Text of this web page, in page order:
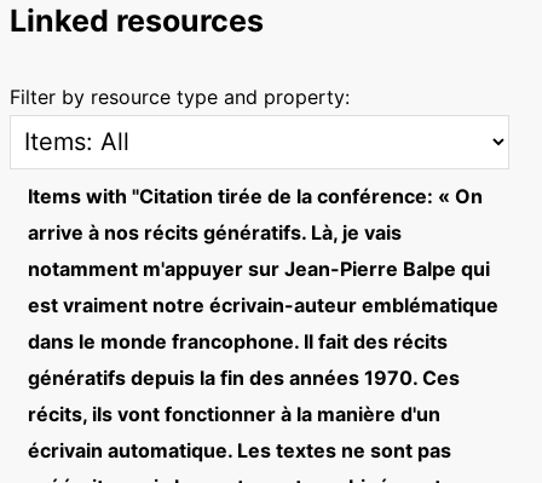
Linked resources
Filter by resource type and property:
Items with "Citation tirée de la conférence: « On
arrive à nos récits génératifs. Là, je vais
notamment m'appuyer sur Jean-Pierre Balpe qui
est vraiment notre écrivain-auteur emblématique
dans le monde francophone. Il fait des récits
génératifs depuis la fin des années 1970. Ces
récits, ils vont fonctionner à la manière d'un
écrivain automatique. Les textes ne sont pas